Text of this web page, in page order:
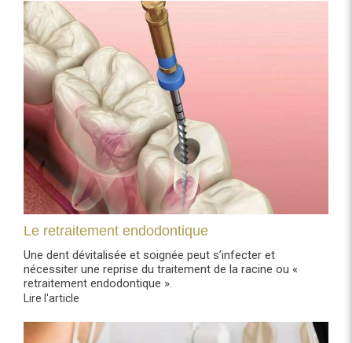
Le retraitement endodontique
Une dent dévitalisée et soignée peut s’infecter et
nécessiter une reprise du traitement de la racine ou «
retraitement endodontique ».
Lire l'article